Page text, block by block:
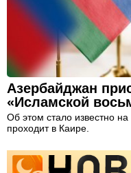
Азербайджан
«Исламской
Об этом стало известно
проходит в Каире.